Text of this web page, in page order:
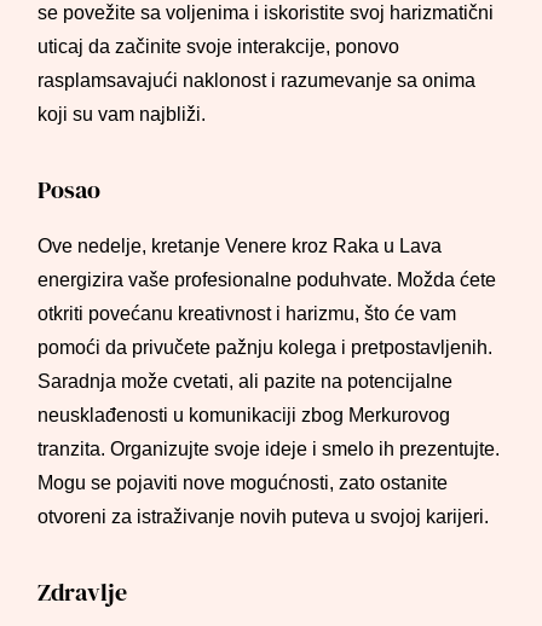
se povežite sa voljenima i iskoristite svoj harizmatični
uticaj da začinite svoje interakcije, ponovo
rasplamsavajući naklonost i razumevanje sa onima
koji su vam najbliži.
Posao
Ove nedelje, kretanje Venere kroz Raka u Lava
energizira vaše profesionalne poduhvate. Možda ćete
otkriti povećanu kreativnost i harizmu, što će vam
pomoći da privučete pažnju kolega i pretpostavljenih.
Saradnja može cvetati, ali pazite na potencijalne
neusklađenosti u komunikaciji zbog Merkurovog
tranzita. Organizujte svoje ideje i smelo ih prezentujte.
Mogu se pojaviti nove mogućnosti, zato ostanite
otvoreni za istraživanje novih puteva u svojoj karijeri.
Zdravlje